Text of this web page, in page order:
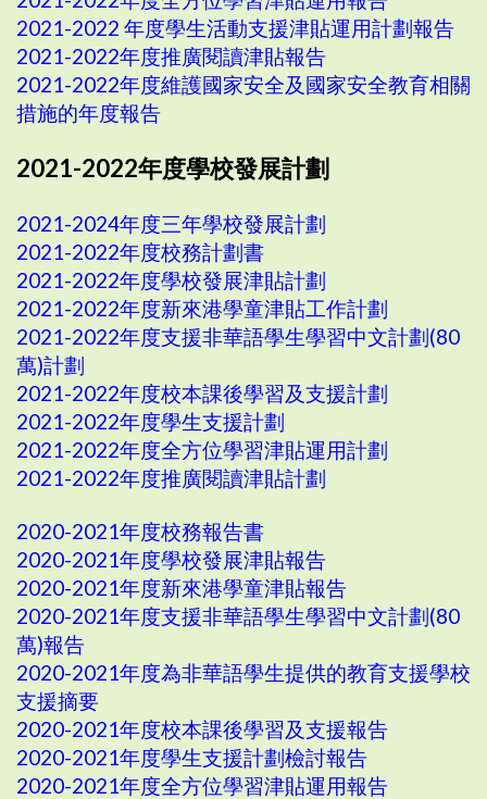
2021-2022 年度學生活動支援津貼運用計劃報告
2021-2022年度推廣閱讀津貼報告
2021-2022年度維護國家安全及國家安全教育相關
措施的年度報告
2021-2022年度學校發展計劃
2021-2024年度三年學校發展計劃
2021-2022年度校務計劃書
2021-2022年度學校發展津貼計劃
2021-2022年度新來港學童津貼工作計劃
2021-2022年度支援非華語學生學習中文計劃(80
萬)計劃
2021-2022年度校本課後學習及支援計劃
2021-2022年度學生支援計劃
2021-2022年度全方位學習津貼運用計劃
2021-2022年度推廣閱讀津貼計劃
2020-2021年度校務報告書
2020-2021年度學校發展津貼報告
2020-2021年度新來港學童津貼報告
2020-2021年度支援非華語學生學習中文計劃(80
萬)報告
2020-2021年度為非華語學生提供的教育支援學校
支援摘要
2020-2021年度校本課後學習及支援報告
2020-2021年度學生支援計劃檢討報告
2020-2021年度全方位學習津貼運用報告